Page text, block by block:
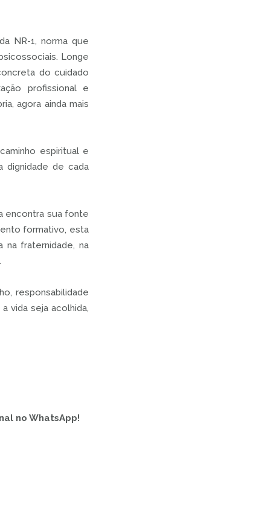
NR-1, norma que
Longe
do cuidado
profissional e
agora ainda mais
espiritual e
dignidade de cada
encontra sua fonte
formativo, esta
na fraternidade, na
responsabilidade
vida seja acolhida,
no WhatsApp!